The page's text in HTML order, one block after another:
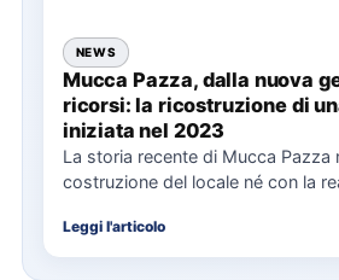
NEWS
Mucca Pazza, dalla nuova
ricorsi: la ricostruzione di
iniziata nel 2023
La storia recente di Mucca Pazza
costruzione del locale né con la
Leggi l'articolo